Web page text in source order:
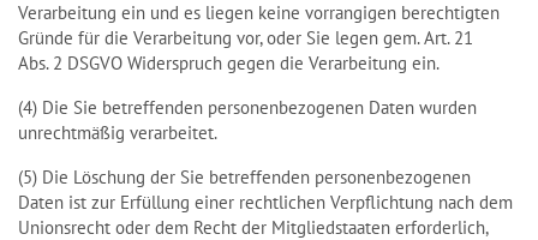
Verarbeitung ein und es liegen keine vorrangigen berechtigten
Gründe für die Verarbeitung vor, oder Sie legen gem. Art. 21
Abs. 2 DSGVO Widerspruch gegen die Verarbeitung ein.
(4) Die Sie betreffenden personenbezogenen Daten wurden
unrechtmäßig verarbeitet.
(5) Die Löschung der Sie betreffenden personenbezogenen
Daten ist zur Erfüllung einer rechtlichen Verpflichtung nach dem
Unionsrecht oder dem Recht der Mitgliedstaaten erforderlich,